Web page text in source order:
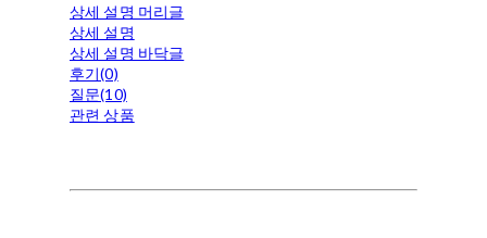
상세 설명 머리글
상세 설명
상세 설명 바닥글
후기(0)
질문(10)
관련 상품